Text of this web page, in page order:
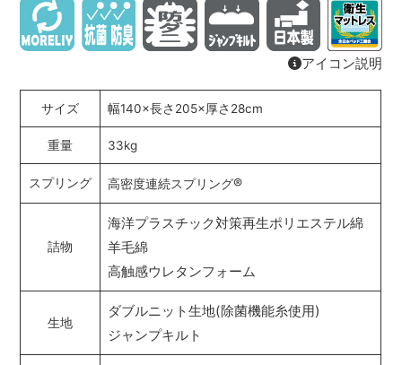
アイコン説明
サイズ 幅140×長さ205×厚さ28cm
重量 33kg
スプリング 高密度連続スプリング®
詰物
海洋プラスチック対策再生ポリエステル綿
羊毛綿
高触感ウレタンフォーム
生地
ダブルニット生地(除菌機能糸使用)
ジャンプキルト